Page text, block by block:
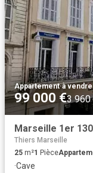
Appartement·à vendre
99 000 €3 960
Thiers Marseille
25 m²1 Pièce
·Cave